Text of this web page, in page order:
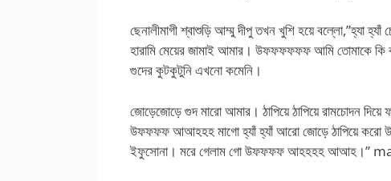
ছেনালীমাগী শ্বাশুড়ি আম্মু দীপু তখন খুশি হয়ে বল্লো,”হ্যা
হারামি মেয়ের জামাই আমার। উফফফফফফ আমি তোমাকে
গুদের কুটকুটুনি এখনো কমেনি।
জোড়েজোড়ে গুদ মারো আমার। ঠাপিয়ে ঠাপিয়ে রামচোদন
উফফফফ আআহহহ মাগো হ্যাঁ হ্যাঁ আরো জোড়ে ঠাপিয়ে
ইফুসোনা। মরে গেলাম গো উফফফফ আহহহহ আআহ।”